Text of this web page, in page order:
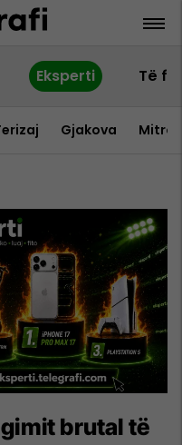
Eksperti Të
Gjakova
brutal të